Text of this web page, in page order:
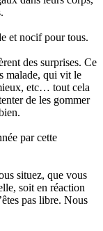
et nocif pour tous.
des surprises. Ce
malade, qui vit le
etc… tout cela
de les gommer
par cette
situez, que vous
soit en réaction
pas libre. Nous